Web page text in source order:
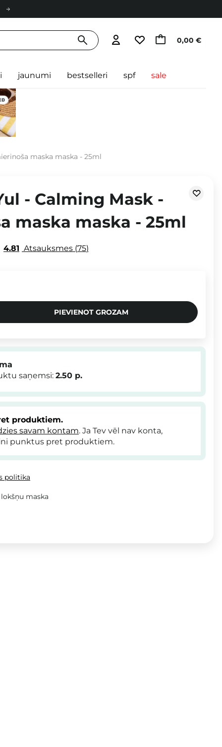
0,00 €
jaunumi bestselleri spf sale
maska maska - 25ml
- Calming Mask -
maska maska - 25ml
4.81 Atsauksmes 75
PIEVIENOT GROZAM
saņemsi: 2.50 p.
produktiem.
savam kontam. Ja Tev vēl nav konta,
punktus pret produktiem.
politika
maska